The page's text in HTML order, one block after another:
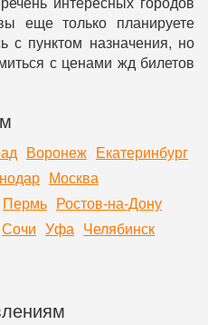
еще только планируете
с пунктом назначения, но
с ценами жд билетов
Воронеж Екатеринбург
Москва
Пермь Ростов-на-Дону
Сочи Уфа Челябинск